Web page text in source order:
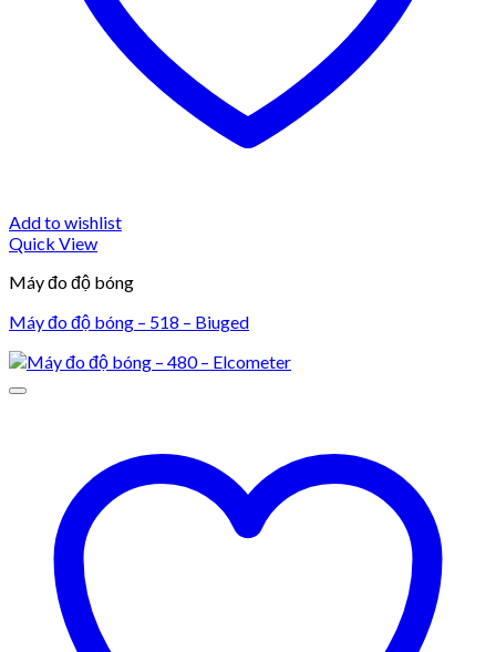
Add to wishlist
Quick View
Máy đo độ bóng
Máy đo độ bóng – 518 – Biuged